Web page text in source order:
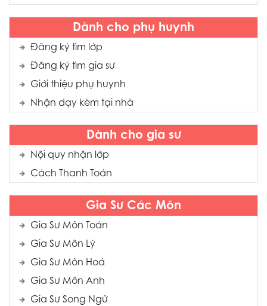
Dành cho phụ huynh
Đăng ký tìm lớp
Đăng ký tìm gia sư
Giới thiệu phụ huynh
Nhận dạy kèm tại nhà
Dành cho gia sư
Nội quy nhận lớp
Cách Thanh Toán
Gia Sư Các Môn
Gia Sư Môn Toán
Gia Sư Môn Lý
Gia Sư Môn Hoá
Gia Sư Môn Anh
Gia Sư Song Ngữ